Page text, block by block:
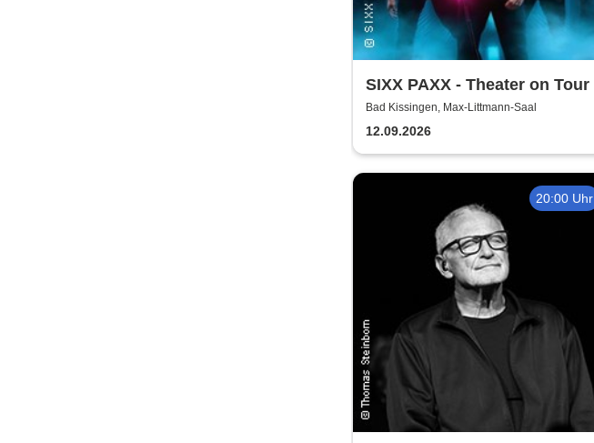
SIXX PAXX - Theater on Tour
Bad Kissingen, Max-Littmann-Saal
12.09.2026
20:00 Uhr